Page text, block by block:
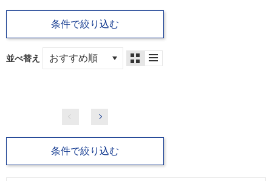
条件で絞り込む
並べ替え
条件で絞り込む